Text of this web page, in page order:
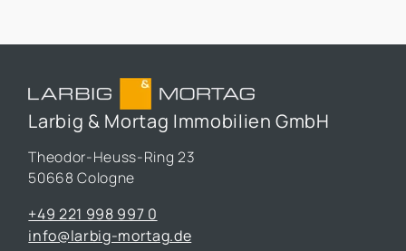
Larbig & Mortag Immobilien GmbH
Theodor-Heuss-Ring 23
50668 Cologne
+49 221 998 997 0
info@larbig-mortag.de